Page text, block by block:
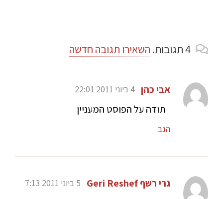
4תגובות. השאירו תגובה חדשה
אבי כהן 4 ביוני 2011 22:01
תודה על הפוסט המעניין
הגב
גרי רשף Geri Reshef 5 ביוני 2011 7:13